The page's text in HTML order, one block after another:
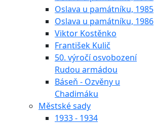
Oslava u památníku, 1985
Oslava u památníku, 1986
Viktor Kostěnko
František Kulič
50. výročí osvobození
Rudou armádou
Báseň - Ozvěny u
Chadimáku
Městské sady
1933 - 1934